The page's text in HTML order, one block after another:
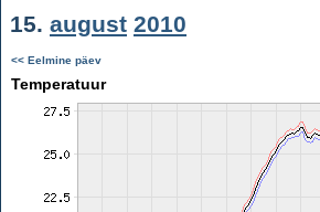
15. august 2010
<< Eelmine päev
Temperatuur